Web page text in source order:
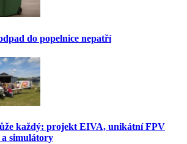
do popelnice nepatří
každý: projekt EIVA, unikátní FPV
a simulátory